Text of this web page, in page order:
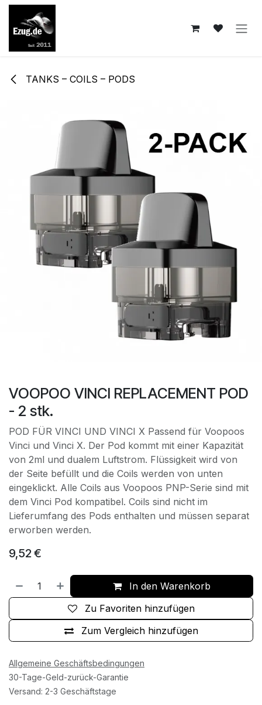
Zum Inhalt springen
TANKS – COILS – PODS
VOOPOO VINCI REPLACEMENT POD
- 2 stk.
POD FÜR VINCI UND VINCI X Passend für Voopoos
Vinci und Vinci X. Der Pod kommt mit einer Kapazität
von 2ml und dualem Luftstrom. Flüssigkeit wird von
der Seite befüllt und die Coils werden von unten
eingeklickt. Alle Coils aus Voopoos PNP-Serie sind mit
dem Vinci Pod kompatibel. Coils sind nicht im
Lieferumfang des Pods enthalten und müssen separat
erworben werden.
9,52€
In den Warenkorb
Zum Vergleich hinzufügen
Zu Favoriten hinzufügen
Allgemeine Geschäftsbedingungen
30-Tage-Geld-zurück-Garantie
Versand: 2-3 Geschäftstage